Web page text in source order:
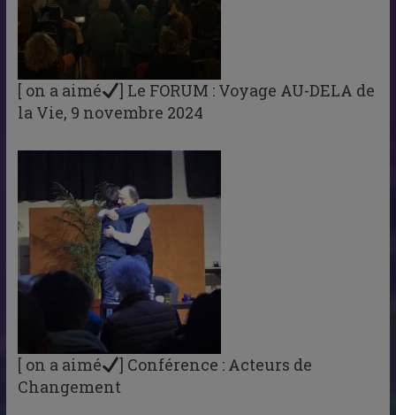
[ on a aimé
] Le FORUM : Voyage AU-DELA de
la Vie, 9 novembre 2024
[ on a aimé
] Conférence : Acteurs de
Changement